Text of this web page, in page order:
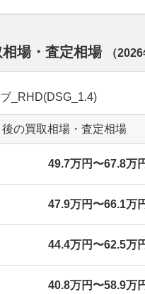
場・査定相場 （
_RHD(DSG_1.4)
の買取相場・査定相場
49.7万円〜67.8万
47.9万円〜66.1万
44.4万円〜62.5万
40.8万円〜58.9万